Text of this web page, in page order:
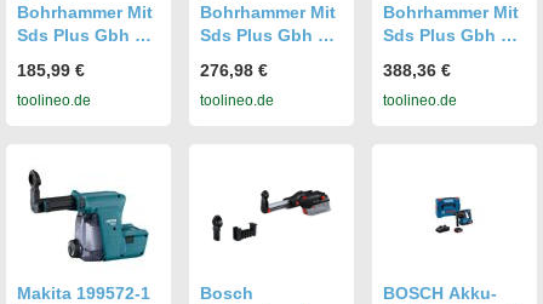
Bohrhammer Mit
Sds Plus Gbh 2-
185,99 €
toolineo.de
Bohrhammer Mit
Sds Plus Gbh 2-
276,98 €
toolineo.de
Bohrhammer Mit
Sds Plus Gbh 3-
388,36 €
toolineo.de
Makita 199572-1
Bosch
BOSCH Akku-